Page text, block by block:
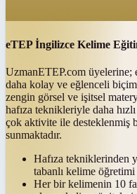
eTEP İngilizce Kelime
UzmanETEP.com üyelerine;
daha kolay ve eğlenceli
zengin görsel ve işitsel
hafıza teknikleriyle daha
çok aktivite ile desteklenmiş
sunmaktadır.
Hafıza tekniklerinden
tabanlı kelime
Her bir kelimenin 10